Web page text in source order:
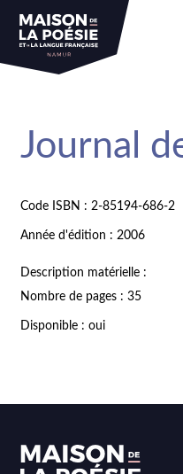
Journal
Code ISBN : 2-85194-686-2
Année d'édition : 2006
Description matérielle :
Nombre de pages : 35
Disponible : oui